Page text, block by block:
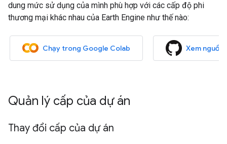
dung mức sử dụng của mình phù hợp với các cấp độ phi
thương mại khác nhau của Earth Engine như thế nào:
Chạy trong Google Colab Xem
Quản lý cấp của dự án
Thay đổi cấp của dự án